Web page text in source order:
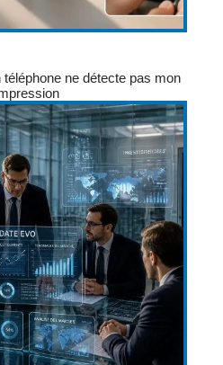
ne détecte pas mon